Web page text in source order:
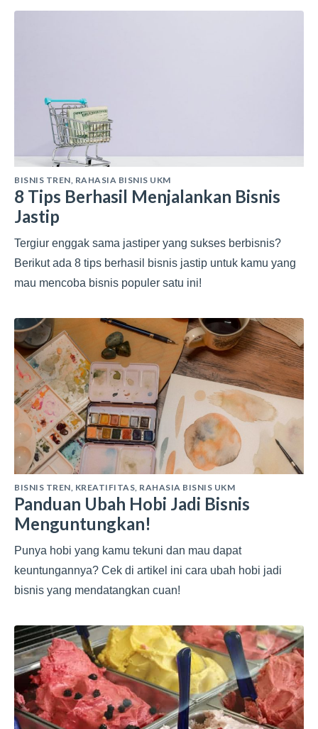
BISNIS TREN, RAHASIA BISNIS UKM
8 Tips Berhasil Menjalankan Bisnis
Jastip
Tergiur enggak sama jastiper yang sukses berbisnis?
Berikut ada 8 tips berhasil bisnis jastip untuk kamu yang
mau mencoba bisnis populer satu ini!
BISNIS TREN, KREATIFITAS, RAHASIA BISNIS UKM
Panduan Ubah Hobi Jadi Bisnis
Menguntungkan!
Punya hobi yang kamu tekuni dan mau dapat
keuntungannya? Cek di artikel ini cara ubah hobi jadi
bisnis yang mendatangkan cuan!